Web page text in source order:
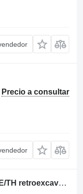
Precio a consultar
176-6219 válvula de motor para Caterpillar 416D/420D/430F/416E/420F/444E/TH retroexcavadora